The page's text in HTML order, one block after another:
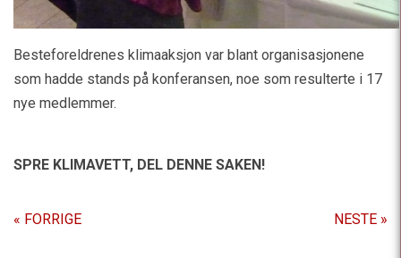
Besteforeldrenes klimaaksjon var blant organisasjonene
som hadde stands på konferansen, noe som resulterte i 17
nye medlemmer.
SPRE KLIMAVETT, DEL DENNE SAKEN!
« FORRIGE NESTE »